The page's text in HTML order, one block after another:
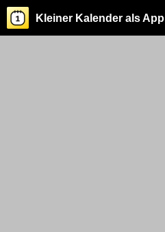
Kleiner Kalender als App